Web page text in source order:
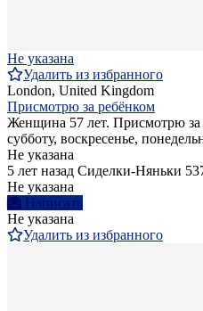
Не указана
Удалить из избранного
London, United Kingdom
Присмотрю за ребёнком
Женщина 57 лет. Присмотрю
субботу, воскресенье,
Не указана
5 лет назад Сиделки-Няньки
Не указана
Написать
Не указана
Удалить из избранного